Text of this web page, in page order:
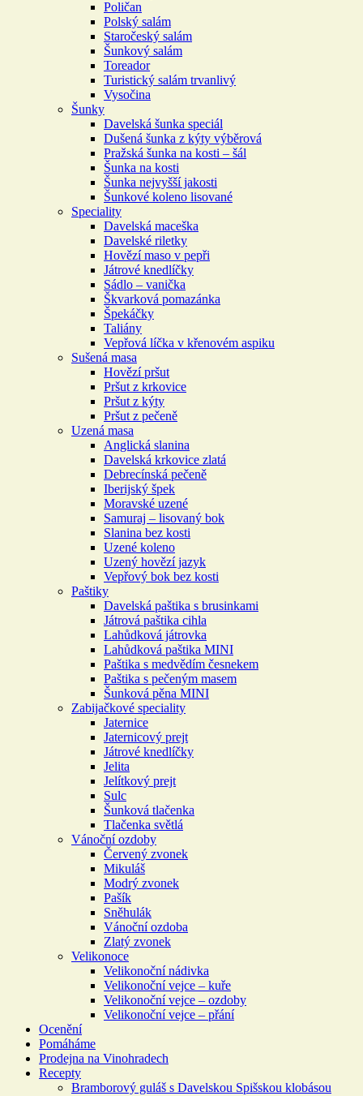
Poličan
Polský salám
Staročeský salám
Šunkový salám
Toreador
Turistický salám trvanlivý
Vysočina
Šunky
Davelská šunka speciál
Dušená šunka z kýty výběrová
Pražská šunka na kosti – šál
Šunka na kosti
Šunka nejvyšší jakosti
Šunkové koleno lisované
Speciality
Davelská maceška
Davelské riletky
Hovězí maso v pepři
Játrové knedlíčky
Sádlo – vanička
Škvarková pomazánka
Špekáčky
Taliány
Vepřová líčka v křenovém aspiku
Sušená masa
Hovězí pršut
Pršut z krkovice
Pršut z kýty
Pršut z pečeně
Uzená masa
Anglická slanina
Davelská krkovice zlatá
Debrecínská pečeně
Iberijský špek
Moravské uzené
Samuraj – lisovaný bok
Slanina bez kosti
Uzené koleno
Uzený hovězí jazyk
Vepřový bok bez kosti
Paštiky
Davelská paštika s brusinkami
Játrová paštika cihla
Lahůdková játrovka
Lahůdková paštika MINI
Paštika s medvědím česnekem
Paštika s pečeným masem
Šunková pěna MINI
Zabijačkové speciality
Jaternice
Jaternicový prejt
Játrové knedlíčky
Jelita
Jelítkový prejt
Sulc
Šunková tlačenka
Tlačenka světlá
Vánoční ozdoby
Červený zvonek
Mikuláš
Modrý zvonek
Pašík
Sněhulák
Vánoční ozdoba
Zlatý zvonek
Velikonoce
Velikonoční nádivka
Velikonoční vejce – kuře
Velikonoční vejce – ozdoby
Velikonoční vejce – přání
Ocenění
Pomáháme
Prodejna na Vinohradech
Recepty
Bramborový guláš s Davelskou Spišskou klobásou